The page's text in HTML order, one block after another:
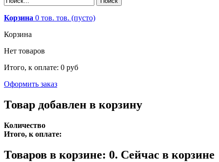
Корзина 0 тов. тов. (пусто)
Корзина
Нет товаров
Итого, к оплате: 0 руб
Оформить заказ
Товар добавлен в корзину
Количество
Итого, к оплате:
Товаров в корзине: 0. Сейчас в корзине